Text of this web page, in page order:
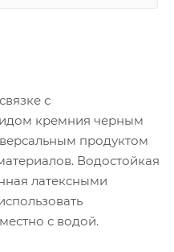
с
кремния черным
продуктом
Водостойкая
латексными
с водой.